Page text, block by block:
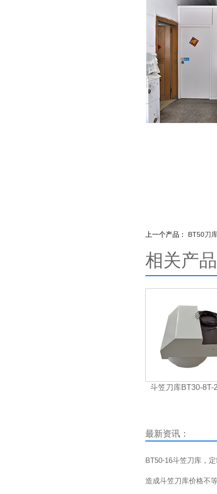
上一个产品： BT50刀
相关产
斗笠刀库BT30-8T-
最新资讯：
BT50-16斗笠刀库，
造成斗笠刀库价格不